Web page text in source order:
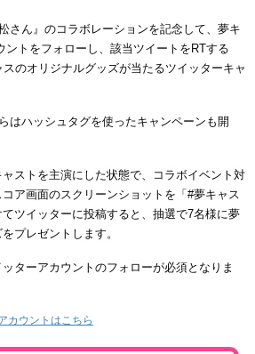
さん』のコラボレーションを記念して、夢キ
ントをフォローし、該当ツイートをRTする
のオリジナルグッズが当たるツイッターキャ
はハッシュタグを使ったキャンペーンも開
ャストを主演にした状態で、コラボイベント対
ア画面のスクリーンショットを「#夢キャス
ツイッターに投稿すると、抽選で7名様に夢
プレゼントします。
ターアカウントのフォローが必須となりま
カウントはこちら